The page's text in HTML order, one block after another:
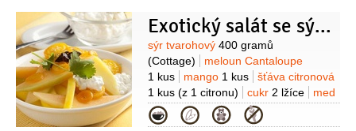
1/4hrnku skořice 1 kus
(svitek)
hřebíček 4 kusy
badyán
1 kus
Na omáčku: čokoláda
(kokosová Lindt
Excellence)
smetana na šlehání
1 decilitr
Na dokončení: smetana na
šlehání1 kelímek (ušlehaná)
Exotický salát se sýrem Cottage
Suroviny
sýr tvarohový 400 gramů
(Cottage)
meloun Cantaloupe
1 kus
mango 1 kus
šťáva citronová
1 kus (z 1 citronu) cukr 2 lžíce
med
2 lžíce
kumkvat 2 kusy
plody)
koriandr4 snítky
badyán
Kategorie